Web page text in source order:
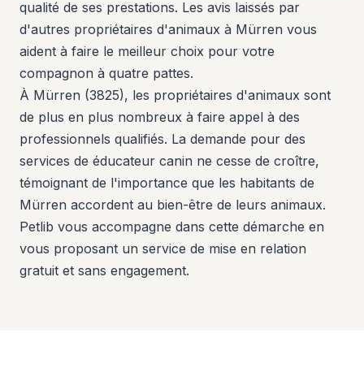
qualité de ses prestations. Les avis laissés par
d'autres propriétaires d'animaux à Mürren vous
aident à faire le meilleur choix pour votre
compagnon à quatre pattes.
À Mürren (3825), les propriétaires d'animaux sont
de plus en plus nombreux à faire appel à des
professionnels qualifiés. La demande pour des
services de éducateur canin ne cesse de croître,
témoignant de l'importance que les habitants de
Mürren accordent au bien-être de leurs animaux.
Petlib vous accompagne dans cette démarche en
vous proposant un service de mise en relation
gratuit et sans engagement.